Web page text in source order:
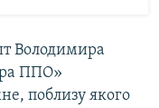
Володимира
ППО»
поблизу якого